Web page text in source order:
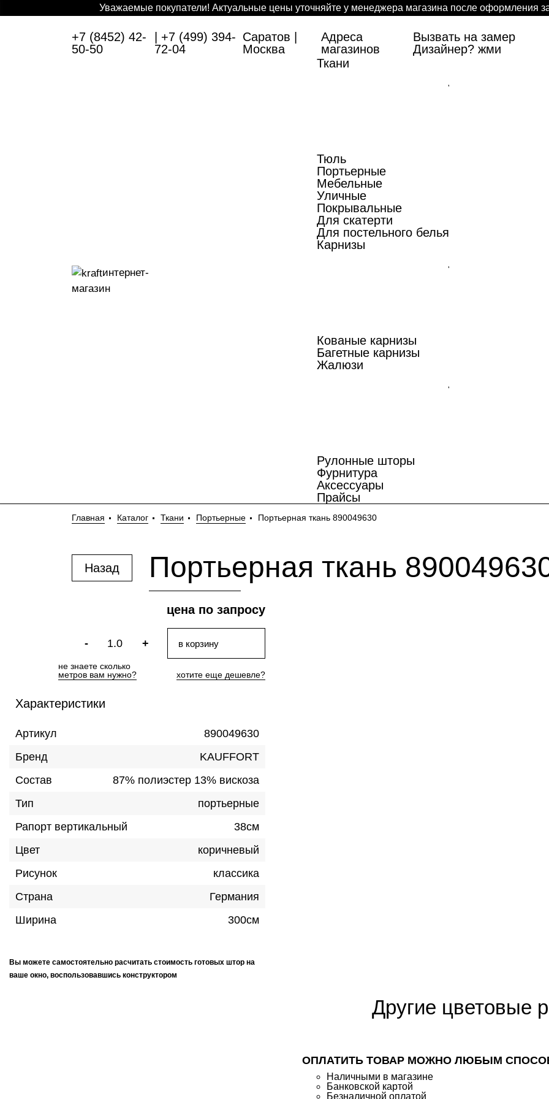
Уважаемые покупатели! Актуальные цены уточняйте у менеджера магазина после оформления
+7 (8452) 42-
50-50
| +7 (499) 394-
72-04
Саратов |
Москва
Адреса
магазинов
Вызвать на замер
Дизайнер? жми
интернет-
магазин
Ткани
Тюль
Портьерные
Мебельные
Уличные
Покрывальные
Для скатерти
Для постельного белья
Карнизы
Кованые карнизы
Багетные карнизы
Жалюзи
Рулонные шторы
Фурнитура
Аксессуары
Прайсы
Главная Каталог Ткани Портьерные Портьерная ткань 890049630
Назад Портьерная ткань
цена по запросу
- + в корзину
не знаете сколькo
метров вам нужно?
хотите еще дешевле?
Характеристики
Артикул
890049630
Бренд
KAUFFORT
Состав
87% полиэстер 13% вискоза
Тип
портьерные
Рапорт вертикальный
38см
Цвет
коричневый
Рисунок
классика
Страна
Германия
Ширина
300см
Вы можете самостоятельно расчитать стоимость готовых штор на
ваше окно, воспользовавшись конструктором
Другие цветовые
ОПЛАТИТЬ ТОВАР МОЖНО ЛЮБЫМ
Наличными в магазине
Банковской картой
Безналичной оплатой